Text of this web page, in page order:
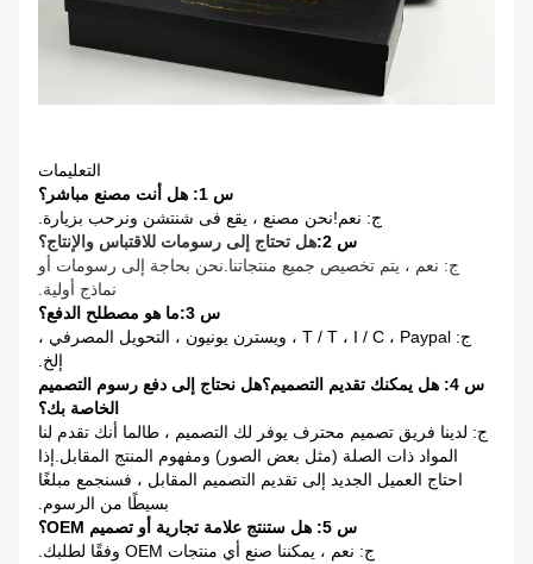
التعليمات
س 1:
هل أنت مصنع مباشر؟
ج: نعم!نحن مصنع ، يقع فى شنتشن ونرحب بزيارة.
س 2:
هل تحتاج إلى رسومات للاقتباس والإنتاج؟
ج: نعم ، يتم تخصيص جميع منتجاتنا.نحن بحاجة إلى رسومات أو
نماذج أولية.
س 3:
ما هو مصطلح الدفع؟
ج: T / T ، I / C ، Paypal ، ويسترن يونيون ، التحويل المصرفي ،
إلخ.
س 4: هل يمكنك تقديم التصميم؟هل نحتاج إلى دفع رسوم التصميم
الخاصة بك؟
ج: لدينا فريق تصميم محترف يوفر لك التصميم ، طالما أنك تقدم لنا
المواد ذات الصلة (مثل بعض الصور) ومفهوم المنتج المقابل.إذا
احتاج العميل الجديد إلى تقديم التصميم المقابل ، فسنجمع مبلغًا
بسيطًا من الرسوم.
س 5:
هل ستنتج علامة تجارية أو تصميم OEM؟
ج: نعم ، يمكننا صنع أي منتجات OEM وفقًا لطلبك.